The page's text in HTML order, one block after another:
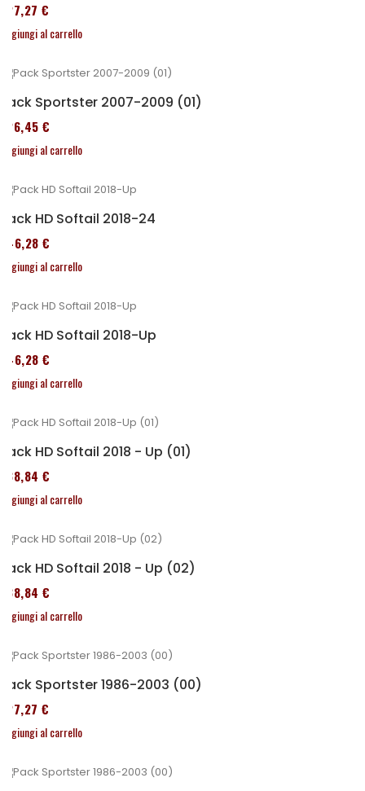
227,27 €
Aggiungi al carrello
Pack Sportster 2007-2009 (01)
326,45 €
Aggiungi al carrello
Pack HD Softail 2018-24
246,28 €
Aggiungi al carrello
Pack HD Softail 2018-Up
246,28 €
Aggiungi al carrello
Pack HD Softail 2018 - Up (01)
338,84 €
Aggiungi al carrello
Pack HD Softail 2018 - Up (02)
338,84 €
Aggiungi al carrello
Pack Sportster 1986-2003 (00)
227,27 €
Aggiungi al carrello